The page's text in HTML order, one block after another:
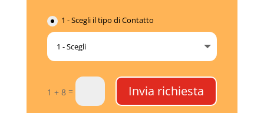
1 - Scegli il tipo di Contatto
1 + 8 = Invia richiesta